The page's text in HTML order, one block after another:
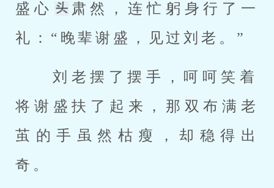
盛心
肃然，连忙躬身行了一
礼：“晚辈谢盛，见过刘老。”
将谢盛扶了起来，那双布满老
茧的手虽然枯瘦，却稳得出
奇。